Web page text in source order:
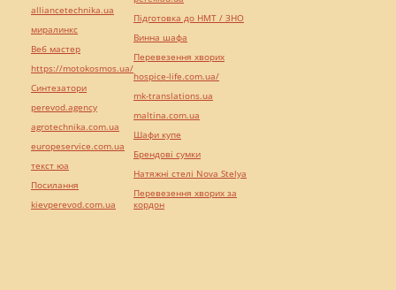
alliancetechnika.ua
миралинкс
Веб мастер
https://motokosmos.ua/
Синтезатори
perevod.agency
agrotechnika.com.ua
europeservice.com.ua
текст юа
Посилання
kievperevod.com.ua
Підготовка до НМТ / ЗНО
Винна шафа
Перевезення хворих
hospice-life.com.ua/
mk-translations.ua
maltina.com.ua
Шафи купе
Брендові сумки
Натяжні стелі Nova Stelya
Перевезення хворих за
кордон